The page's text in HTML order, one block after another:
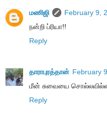
மணிஜி
February 9,
நன்றி ப்ரியா!!
Reply
தாராபுரத்தான் February
மீன் சுவையை
Reply